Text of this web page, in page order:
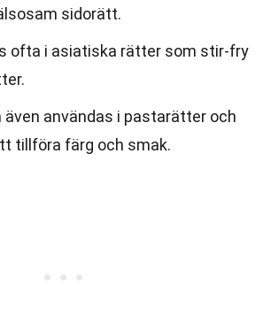
sidorätt.
ofta i asiatiska rätter som stir-fry
även användas i pastarätter och
tillföra färg och smak.